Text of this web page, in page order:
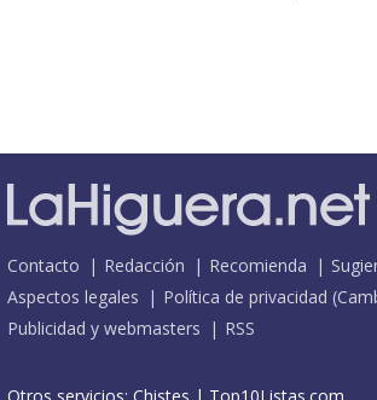
Contacto Redacción Recomienda
Aspectos legales
Política de privacidad (
Publicidad y webmasters
RSS